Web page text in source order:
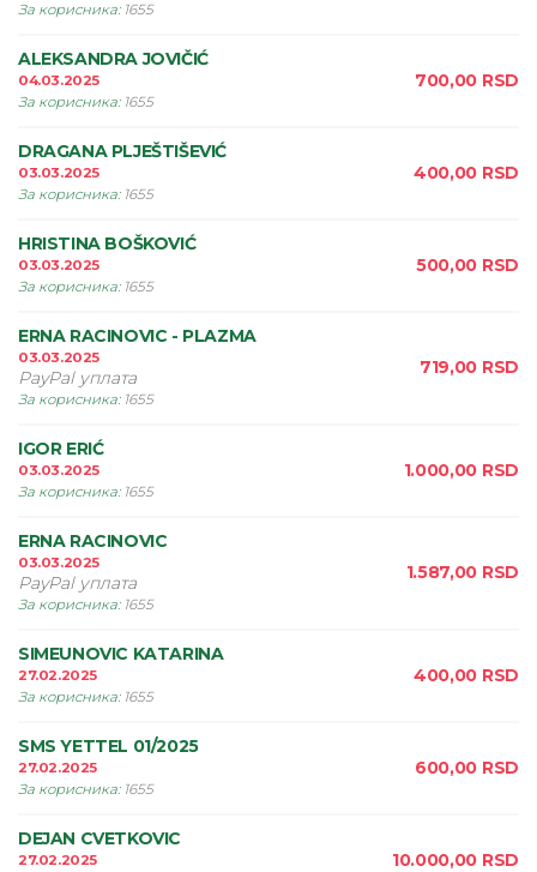
За корисника: 1655
ALEKSANDRA JOVIČIĆ
04.03.2025
За корисника: 1655
700,00 RSD
DRAGANA PLJEŠTIŠEVIĆ
03.03.2025
За корисника: 1655
400,00 RSD
HRISTINA BOŠKOVIĆ
03.03.2025
За корисника: 1655
500,00 RSD
ERNA RACINOVIC - PLAZMA
03.03.2025
PayPal уплата
За корисника: 1655
719,00 RSD
IGOR ERIĆ
03.03.2025
За корисника: 1655
1.000,00 RSD
ERNA RACINOVIC
03.03.2025
PayPal уплата
За корисника: 1655
1.587,00 RSD
SIMEUNOVIC KATARINA
27.02.2025
За корисника: 1655
400,00 RSD
SMS YETTEL 01/2025
27.02.2025
За корисника: 1655
600,00 RSD
DEJAN CVETKOVIC
27.02.2025
10.000,00 RSD